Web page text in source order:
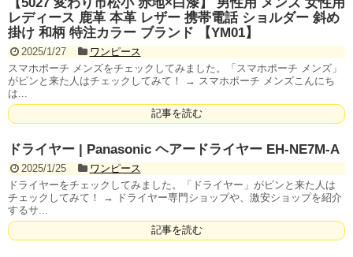
レディース 鹿革 本革 レザー 携帯電話 ショルダー 斜め
掛け 和柄 特注カラー ブランド 【YM01】
2025/1/27
ワンピース
スマホポーチ メンズをチェックしてみました。「スマホポーチ メンズ」
がピンと来た人はチェックしてみて！ → スマホポーチ メンズこんにち
は...
記事を読む
ドライヤー | Panasonic ヘアードライヤー EH-NE7M-A
2025/1/25
ワンピース
ドライヤーをチェックしてみました。「ドライヤー」がピンと来た人は
チェックしてみて！ → ドライヤー専門ショップや、激安ショップを紹介
するサ...
記事を読む